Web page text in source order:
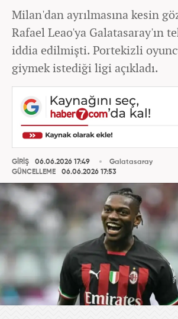
Milan'dan ayrılmasına kesin
Rafael Leao'ya Galatasaray'ın
iddia edilmişti. Portekizli
giymek istediği ligi açıkladı.
GİRİŞ
06.06.2026 17:49
GÜNCELLEME
06.06.2026 17:53
Galatasaray